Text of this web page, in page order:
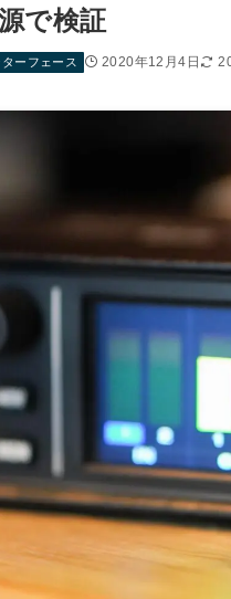
で検証
ーフェース 2020年12月4日